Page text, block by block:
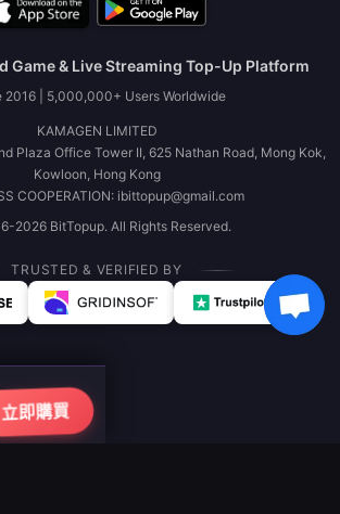
立即購買
Game & Live Streaming Top-Up Platform
2016 | 5,000,000+ Users Worldwide
KAMAGEN LIMITED
Plaza Office Tower II, 625 Nathan Road, Mong Kok,
Kowloon, Hong Kong
COOPERATION: ibittopup@gmail.com
2026 BitTopup. All Rights Reserved.
TRUSTED & VERIFIED BY